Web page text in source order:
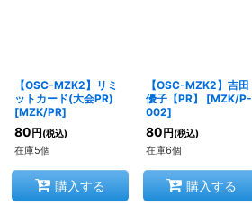
【OSC-MZK2】リミ
ットカード(大会PR)
[MZK/PR]
80 円 (税込)
在庫5個
購入する
【OSC-MZK2】吉田
優子【PR】
[MZK/P-
002]
80 円 (税込)
在庫6個
購入する